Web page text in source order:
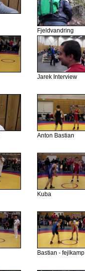
Fjeldvandring
Jarek Interview
Anton Bastian
Kuba
Bastian - fejlkamp